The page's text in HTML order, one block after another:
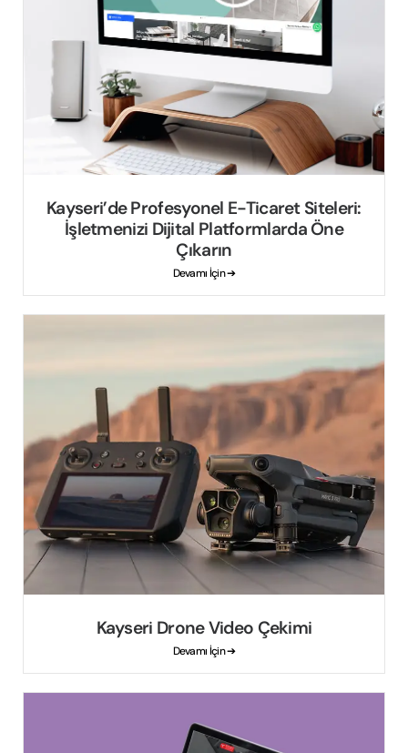
Kayseri’de Profesyonel E-Ticaret Siteleri:
İşletmenizi Dijital Platformlarda Öne
Çıkarın
Devamı İçin ➔
Kayseri Drone Video Çekimi
Devamı İçin ➔